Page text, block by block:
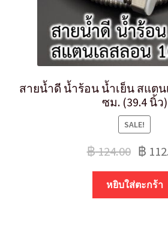
สายน้ำดี น้ำร้อน น้ำเย็น สแตน
ซม. (39.4 นิ้ว)
SALE!
฿124.00 ฿
หยิบใส่ตะกร้า